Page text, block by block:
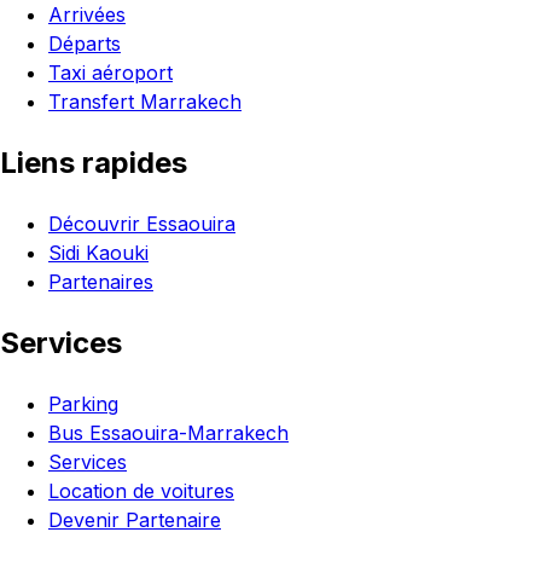
Arrivées
Départs
Taxi aéroport
Transfert Marrakech
Liens rapides
Découvrir Essaouira
Sidi Kaouki
Partenaires
Services
Parking
Bus Essaouira-Marrakech
Services
Location de voitures
Devenir Partenaire